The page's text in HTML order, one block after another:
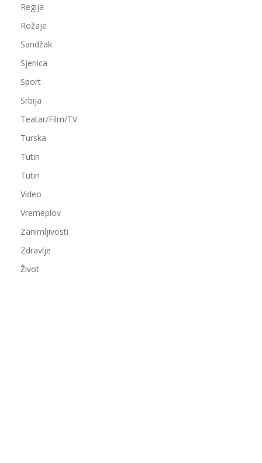
Regija
Rožaje
Sandžak
Sjenica
Sport
Srbija
Teatar/Film/TV
Turska
Tutin
Tutin
Video
Vremeplov
Zanimljivosti
Zdravlje
Život